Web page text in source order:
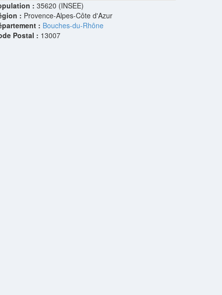
: 35620 (INSEE)
: Provence-Alpes-Côte d'Azur
: Bouches-du-Rhône
Postal : 13007